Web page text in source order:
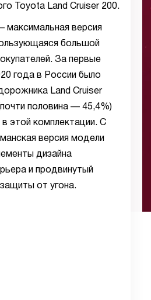
Toyota Land Cruiser 200.
максимальная версия
большой
За первые
года в России было
Land Cruiser
половина — 45,4%)
этой комплектации. С
версия модели
дизайна
и продвинутый
от угона.